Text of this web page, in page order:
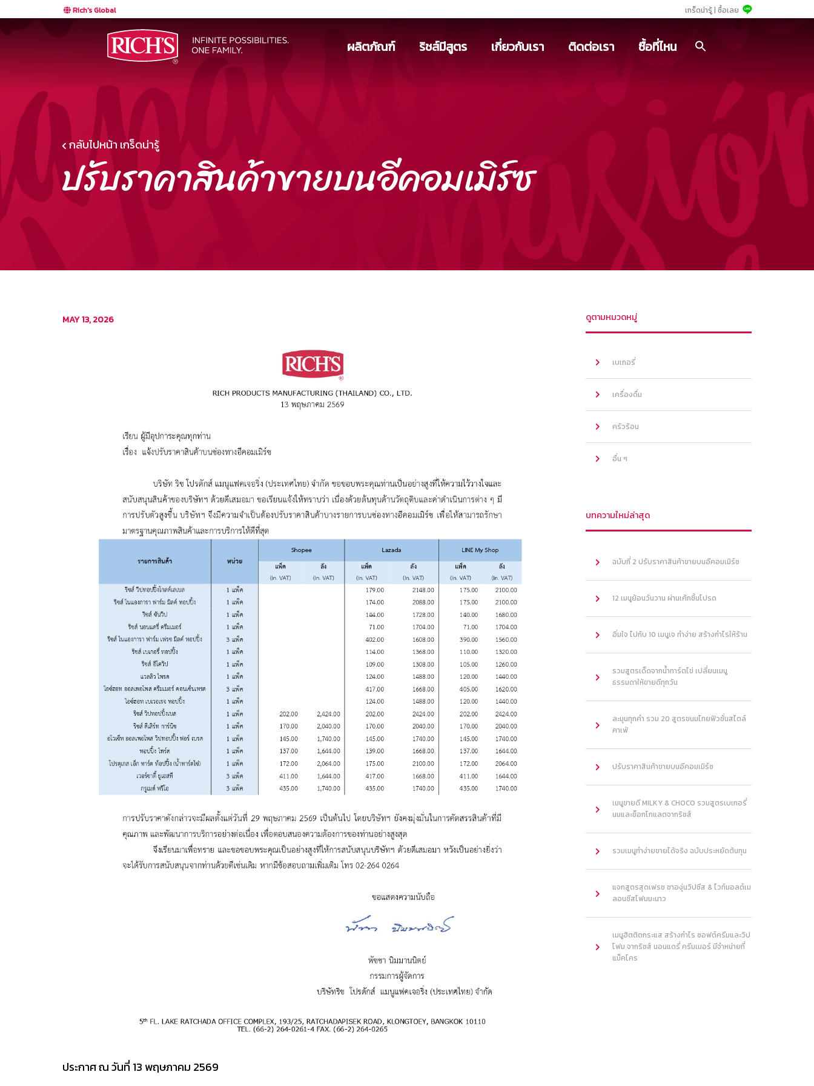
Rich's Global เกร็ดน่ารู้ | ซื้อเลย
ผลิตภัณฑ์ ริชส์มีสูตร เกี่ยวกับเรา ติดต่อเรา ซื้อที่ไหน
กลับไปหน้า เกร็ดน่ารู้
ปรับราคาสินค้าขายบนอีคอมเมิร์ซ
MAY 13, 2026
ประกาศ ณ วันที่ 13 พฤษภาคม 2569
ดูตามหมวดหมู่
เบเกอรี่
เครื่องดื่ม
ครัวร้อน
อื่น ๆ
บทความใหม่ล่าสุด
ฉบับที่ 2 ปรับราคาสินค้าขายบนอีคอมเมิร์ซ
12 เมนูย้อนวันวาน ผ่านเค้กชิ้นโปรด
อิ่มใจ ไปกับ 10 เมนูเจ ทำง่าย สร้างกำไรให้ร้าน
รวมสูตรเด็ดจากน้ำทาร์ตไข่ เปลี่ยนเมนู
ธรรมดาให้ขายดีทุกวัน
ละมุนทุกคำ รวม 20 สูตรขนมไทยฟิวชั่นสไตล์
คาเฟ่
ปรับราคาสินค้าขายบนอีคอมเมิร์ซ
เมนูขายดี MILKY & CHOCO รวมสูตรเบเกอรี่
นมและช็อกโกแลตจากริชส์
รวมเมนูทำง่ายขายได้จริง ฉบับประหยัดต้นทุน
แจกสูตรสุดเฟรช ชาองุ่นวิปชีส & ไวท์มอลต์เม
ลอนชีสโฟมมะนาว
เมนูฮิตติดกระแส สร้างกำไร ซอฟต์ครีมและวิป
โฟม จากริชส์ นอนแดรี่ ครีมเมอร์ มีจำหน่ายที่
แม็คโคร